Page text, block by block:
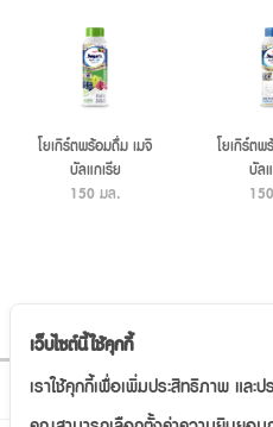
โยเกิร์ตพร้อมดื่ม เมจิ
บัลแกเรีย
รสมิกซ์เกรป ผสมอโล
150 มล.
โยเกิร์ต
บัล
รสอ
ติดตามเรา
เว็บไซต์นี้ใช้คุกกี้
เราใช้คุกกี้เพื่อเพิ่มประสิทธิภาพ และ